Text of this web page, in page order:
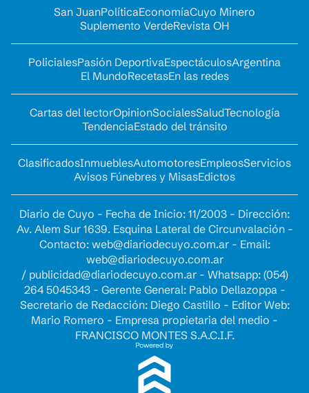
San JuanPolíticaEconomíaCuyo Minero
Suplemento VerdeRevista OH
PolicialesPasión DeportivaEspectáculosArgentina
El MundoRecetasEn las redes
Cartas del lectorOpinionSocialesSaludTecnología
TendenciaEstado del tránsito
ClasificadosInmueblesAutomotoresEmpleosServicios
Avisos Fúnebres y MisasEdictos
Diario de Cuyo - Fecha de Inicio: 11/2003 - Dirección:
Av. Alem Sur 1639. Esquina Lateral de Circunvalación -
Contacto: web@diariodecuyo.com.ar- Email:
web@diariodecuyo.com.ar
/ publicidad@diariodecuyo.com.ar- Whatsapp: (054)
264 5045343 - Gerente General: Pablo Dellazoppa -
Secretario de Redacción: Diego Castillo - Editor Web:
Mario Romero - Empresa propietaria del medio -
FRANCISCO MONTES S.A.C.I.F.